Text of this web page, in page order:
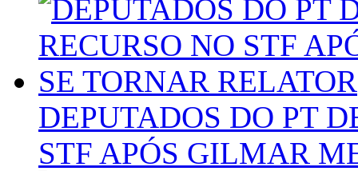
DEPUTADOS DO PT
STF APÓS GILMAR